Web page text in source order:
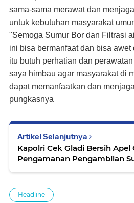
sama-sama merawat dan
untuk kebutuhan masyarakat
"Semoga Sumur Bor dan Filtrasi
ini bisa bermanfaat dan bisa awet
itu butuh perhatian dan
saya himbau agar masyarakat di
dapat memanfaatkan dan
pungkasnya
Artikel Selanjutnya
Kapolri Cek Gladi Bersih Apel
Pengamanan Pengambilan
Headline